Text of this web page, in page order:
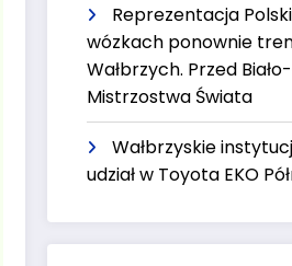
Reprezentacja
wózkach ponownie
Wałbrzych. Przed
Mistrzostwa Świata
Wałbrzyskie
udział w Toyota EKO